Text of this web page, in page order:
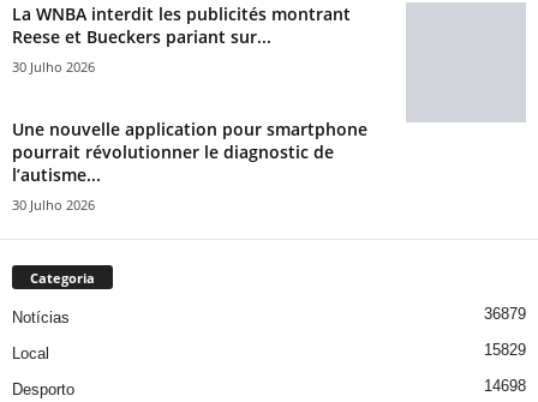
La WNBA interdit les publicités montrant
Reese et Bueckers pariant sur...
30 Julho 2026
Une nouvelle application pour smartphone
pourrait révolutionner le diagnostic de
l’autisme...
30 Julho 2026
Categoria
Notícias 36879
Local 15829
Desporto 14698